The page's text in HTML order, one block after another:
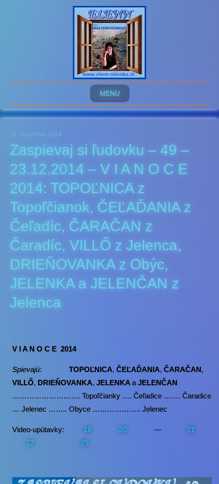
MENU
18. decembra 2014
Zaspievaj si ľudovku – 49 –
23.12.2014 – V I A N O C E
2014: TOPOĽNICA z
Topoľčianok, ČEĽAĎANIA z
Čeľadíc, ČARAČAN z
Čaradíc, VILLŐ z Jelenca,
DRIEŇOVANKA z Obýc,
JELENKA a JELENČAN z
Jelenca
V I A N O C E 2014
Spievajú: TOPOĽNICA, ČEĽAĎANIA, ČARAČAN,
VILLŐ, DRIEŇOVANKA, JELENKA a JELENČAN
………………………. Topoľčianky …. Čeľadice ……. Čaradice
… Jelenec …….. Obyce ……………….. Jelenec
Video-upútavky: 18 20 — 21
22
25